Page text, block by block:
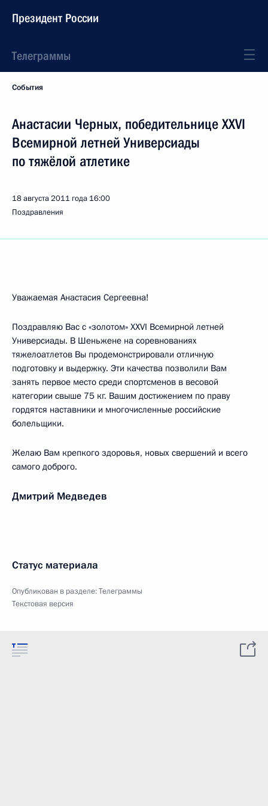
Президент России
Телеграммы
События
Анастасии Черных, победительнице XXVI
Всемирной летней Универсиады
по тяжёлой атлетике
18 августа 2011 года 16:00
Поздравления
Уважаемая Анастасия Сергеевна!
Поздравляю Вас с «золотом» XXVI Всемирной летней
Универсиады. В Шеньжене на соревнованиях
тяжелоатлетов Вы продемонстрировали отличную
подготовку и выдержку. Эти качества позволили Вам
занять первое место среди спортсменов в весовой
категории свыше 75 кг. Вашим достижением по праву
гордятся наставники и многочисленные российские
болельщики.
Желаю Вам крепкого здоровья, новых свершений и всего
самого доброго.
Дмитрий Медведев
Статус материала
Опубликован в разделе:Телеграммы
Текстовая версия